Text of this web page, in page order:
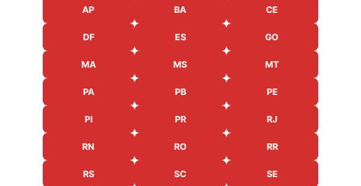
AP BA CE
DF ES GO
MA MS MT
PA PB PE
PI PR RJ
RN RO RR
RS SC SE